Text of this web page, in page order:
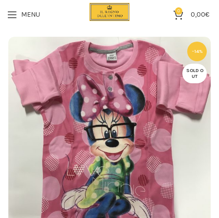
MENU 0 0,00€
-14%
SOLD O
UT